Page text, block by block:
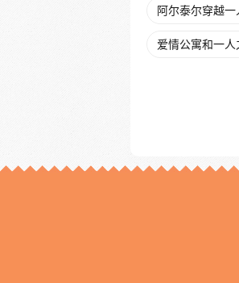
阿尔泰尔穿越
爱情公寓和一人